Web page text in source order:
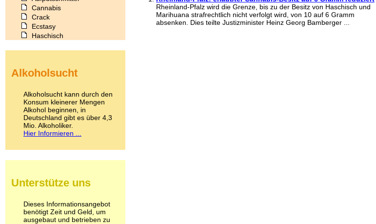
Rheinland-Pfalz wird die Grenze, bis zu der Besitz von Haschisch und
Marihuana strafrechtlich nicht verfolgt wird, von 10 auf 6 Gramm
absenken. Dies teilte Justizminister Heinz Georg Bamberger ...
Cannabis
Crack
Ecstasy
Haschisch
Kokain
LSD
Marihuana
Medikamente
Meskalin
Metamphetamin
Methadon
Pilze
Psychopharmaka
Schlafmittel
Schmerzmittel
Alkoholsucht
Alkoholsucht kann durch den
Konsum kleinerer Mengen
Alkohol beginnen, in
Deutschland gibt es über 4,3
Mio. Alkoholiker.
Hier Informieren ...
Unterstütze uns
Dieses Informationsangebot
benötigt Zeit und Geld, um
ausgebaut und betrieben zu